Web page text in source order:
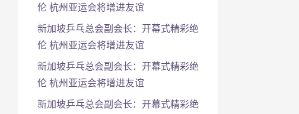
伦 杭州亚运会将增进友谊
新加坡乒乓总会副会长：开幕式精彩绝
伦 杭州亚运会将增进友谊
新加坡乒乓总会副会长：开幕式精彩绝
伦 杭州亚运会将增进友谊
新加坡乒乓总会副会长：开幕式精彩绝